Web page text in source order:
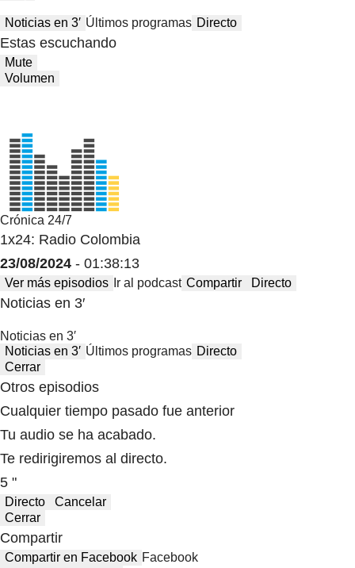
Noticias en 3′ Últimos programas Directo
Estas escuchando
Mute
Volumen
Crónica 24/7
1x24: Radio Colombia
23/08/2024 - 01:38:13
Ver más episodios Ir al podcast Compartir Directo
Noticias en 3′
Noticias en 3′
Noticias en 3′ Últimos programas Directo
Cerrar
Otros episodios
Cualquier tiempo pasado fue anterior
Tu audio se ha acabado.
Te redirigiremos al directo.
5 "
Directo
Cancelar
Cerrar
Compartir
Compartir en Facebook Facebook